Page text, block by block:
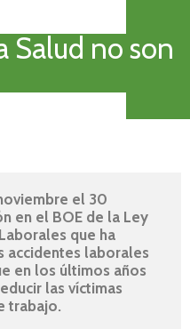
Salud no son
el 30
en el BOE de la Ley
que ha
accidentes laborales
en los últimos años
las víctimas
trabajo.